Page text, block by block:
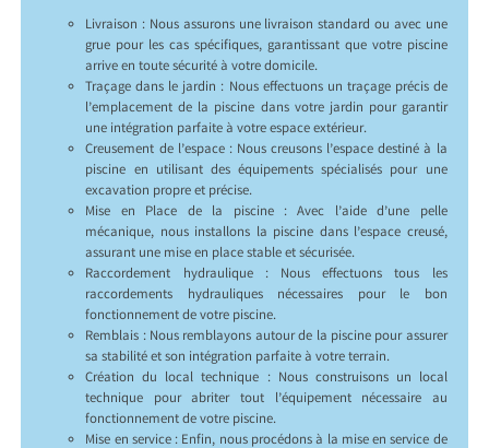
Livraison : Nous assurons une livraison standard ou avec une
grue pour les cas spécifiques, garantissant que votre piscine
arrive en toute sécurité à votre domicile.
Traçage dans le jardin : Nous effectuons un traçage précis de
l’emplacement de la piscine dans votre jardin pour garantir
une intégration parfaite à votre espace extérieur.
Creusement de l’espace : Nous creusons l’espace destiné à la
piscine en utilisant des équipements spécialisés pour une
excavation propre et précise.
Mise en Place de la piscine : Avec l’aide d’une pelle
mécanique, nous installons la piscine dans l’espace creusé,
assurant une mise en place stable et sécurisée.
Raccordement hydraulique : Nous effectuons tous les
raccordements hydrauliques nécessaires pour le bon
fonctionnement de votre piscine.
Remblais : Nous remblayons autour de la piscine pour assurer
sa stabilité et son intégration parfaite à votre terrain.
Création du local technique : Nous construisons un local
technique pour abriter tout l’équipement nécessaire au
fonctionnement de votre piscine.
Mise en service : Enfin, nous procédons à la mise en service de